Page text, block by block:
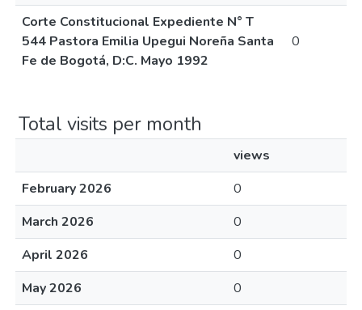
Corte Constitucional Expediente N° T
544 Pastora Emilia Upegui Noreña Santa
Fe de Bogotá, D:C. Mayo 1992
0
Total visits per month
views
February 2026
0
March 2026
0
April 2026
0
May 2026
0